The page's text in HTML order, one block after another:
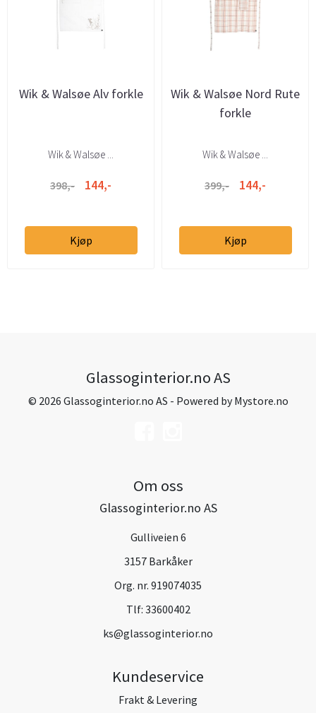
Wik & Walsøe Alv forkle
Wik & Walsøe ...
398,- 144,-
Kjøp
Wik & Walsøe Nord Rute
forkle
Wik & Walsøe ...
399,- 144,-
Kjøp
Glassoginterior.no AS
© 2026 Glassoginterior.no AS - Powered byMystore.no
Om oss
Glassoginterior.no AS
Gulliveien 6
3157 Barkåker
Org. nr. 919074035
Tlf: 33600402
ks@glassoginterior.no
Kundeservice
Frakt & Levering